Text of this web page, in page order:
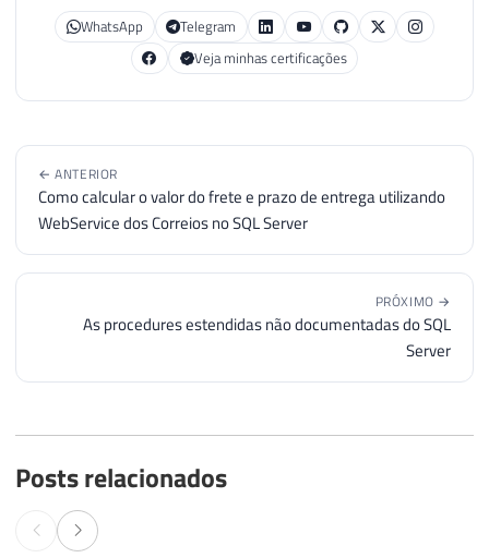
WhatsApp
Telegram
Veja minhas certificações
← ANTERIOR
Como calcular o valor do frete e prazo de entrega utilizando
WebService dos Correios no SQL Server
PRÓXIMO →
As procedures estendidas não documentadas do SQL
Server
Posts relacionados